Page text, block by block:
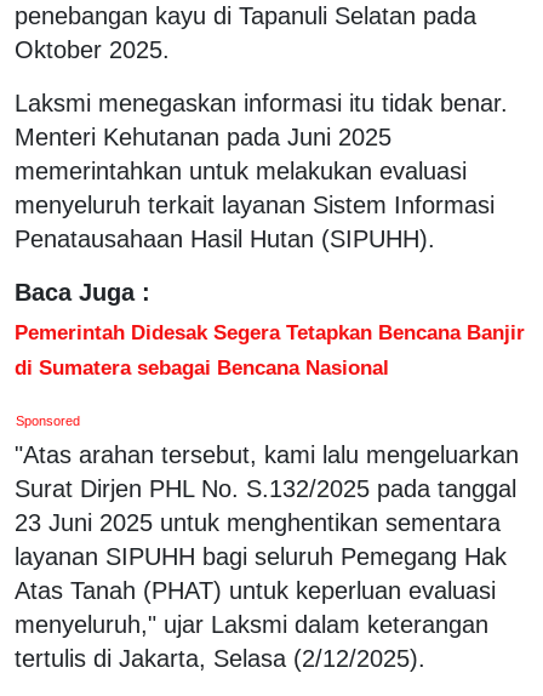
penebangan kayu di Tapanuli Selatan pada
Oktober 2025.
Laksmi menegaskan informasi itu tidak benar.
Menteri Kehutanan pada Juni 2025
memerintahkan untuk melakukan evaluasi
menyeluruh terkait layanan Sistem Informasi
Penatausahaan Hasil Hutan (SIPUHH).
Baca Juga :
Pemerintah Didesak Segera Tetapkan Bencana Banjir
di Sumatera sebagai Bencana Nasional
Sponsored
"Atas arahan tersebut, kami lalu mengeluarkan
Surat Dirjen PHL No. S.132/2025 pada tanggal
23 Juni 2025 untuk menghentikan sementara
layanan SIPUHH bagi seluruh Pemegang Hak
Atas Tanah (PHAT) untuk keperluan evaluasi
menyeluruh," ujar Laksmi dalam keterangan
tertulis di Jakarta, Selasa (2/12/2025).